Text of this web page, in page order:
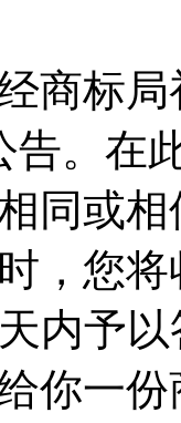
商标
告。在
同或
，您
内予
你一